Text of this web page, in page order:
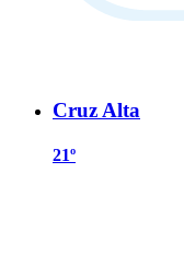
Cruz Alta
21º